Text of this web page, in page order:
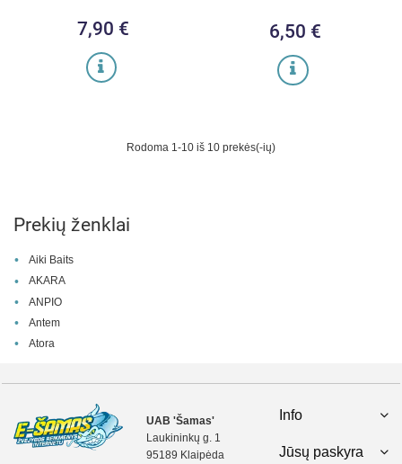
Kaina
7,90 € Kaina
6,50 €
Rodoma 1-10 iš 10 prekės(-ių)
Prekių ženklai
Aiki Baits
AKARA
ANPIO
Antem
Atora
UAB 'Šamas'
Laukininkų g. 1
95189 Klaipėda
Info
Jūsų paskyra